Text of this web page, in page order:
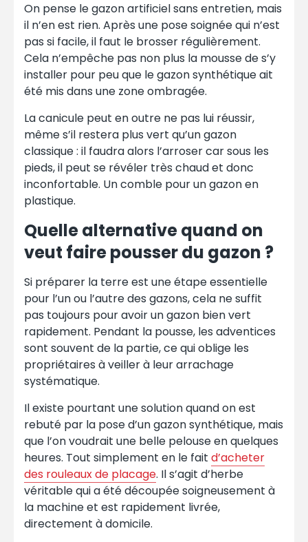
On pense le gazon artificiel sans entretien, mais
il n’en est rien. Après une pose soignée qui n’est
pas si facile, il faut le brosser régulièrement.
Cela n’empêche pas non plus la mousse de s’y
installer pour peu que le gazon synthétique ait
été mis dans une zone ombragée.
La canicule peut en outre ne pas lui réussir,
même s’il restera plus vert qu’un gazon
classique : il faudra alors l’arroser car sous les
pieds, il peut se révéler très chaud et donc
inconfortable. Un comble pour un gazon en
plastique.
Quelle alternative quand on
veut faire pousser du gazon ?
Si préparer la terre est une étape essentielle
pour l’un ou l’autre des gazons, cela ne suffit
pas toujours pour avoir un gazon bien vert
rapidement. Pendant la pousse, les adventices
sont souvent de la partie, ce qui oblige les
propriétaires à veiller à leur arrachage
systématique.
Il existe pourtant une solution quand on est
rebuté par la pose d’un gazon synthétique, mais
que l’on voudrait une belle pelouse en quelques
heures. Tout simplement en le fait d’acheter
des rouleaux de placage. Il s’agit d’herbe
véritable qui a été découpée soigneusement à
la machine et est rapidement livrée,
directement à domicile.